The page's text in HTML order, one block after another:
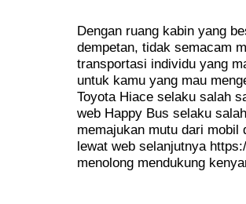
Dengan ruang kabin yang
dempetan, tidak semacam
transportasi individu yang
untuk kamu yang mau
Toyota Hiace selaku salah
web Happy Bus selaku
memajukan mutu dari
lewat web selanjutnya
menolong mendukung